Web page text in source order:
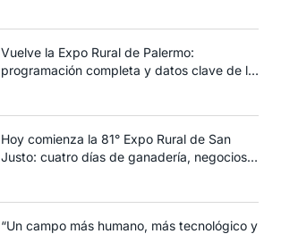
Vuelve la Expo Rural de Palermo:
programación completa y datos clave de la
Hoy comienza la 81° Expo Rural de San
Justo: cuatro días de ganadería, negocios y
“Un campo más humano, más tecnológico y